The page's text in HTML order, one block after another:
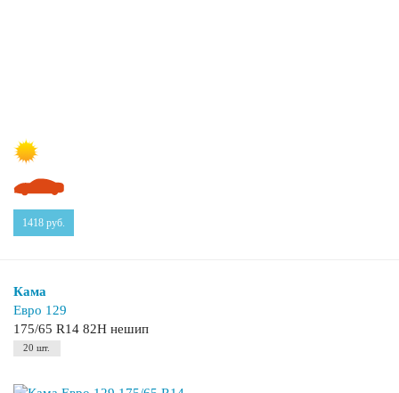
1418 руб.
Кама
Евро 129
175/65 R14 82H нешип
20 шт.